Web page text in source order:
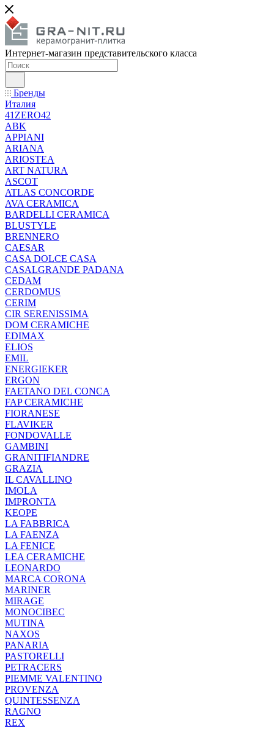
Интернет-магазин представительского класса
Бренды
Италия
41ZERO42
ABK
APPIANI
ARIANA
ARIOSTEA
ART NATURA
ASCOT
ATLAS CONCORDE
AVA CERAMICA
BARDELLI CERAMICA
BLUSTYLE
BRENNERO
CAESAR
CASA DOLCE CASA
CASALGRANDE PADANA
CEDAM
CERDOMUS
CERIM
CIR SERENISSIMA
DOM CERAMICHE
EDIMAX
ELIOS
EMIL
ENERGIEKER
ERGON
FAETANO DEL CONCA
FAP CERAMICHE
FIORANESE
FLAVIKER
FONDOVALLE
GAMBINI
GRANITIFIANDRE
GRAZIA
IL CAVALLINO
IMOLA
IMPRONTA
KEOPE
LA FABBRICA
LA FAENZA
LA FENICE
LEA CERAMICHE
LEONARDO
MARCA CORONA
MARINER
MIRAGE
MONOCIBEC
MUTINA
NAXOS
PANARIA
PASTORELLI
PETRACERS
PIEMME VALENTINO
PROVENZA
QUINTESSENZA
RAGNO
REX